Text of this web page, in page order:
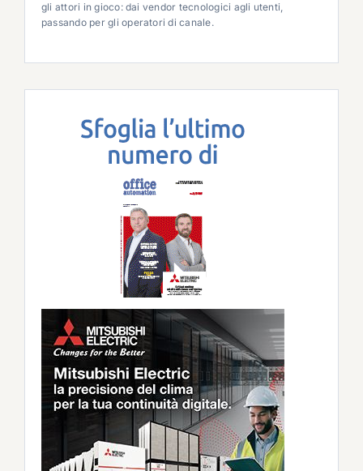
gli attori in gioco: dai vendor tecnologici agli utenti,
passando per gli operatori di canale.